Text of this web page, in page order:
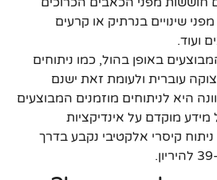
שינויים בנרתיק או קרעים
ועוד.
באופן בהול, כמו ניתוחים
עוברית ולעומת זאת ישנם
היא לניתוחים מוזמנים המבוצעים
מידע מוקדם על אינדיקציות
קיסרי אלקטיבי נקבע בדרך